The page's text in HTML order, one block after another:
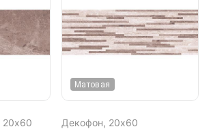
20х60
Матовая
Декофон, 20х60